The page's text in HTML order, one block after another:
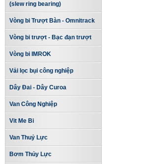
(slew ring bearing)
Vòng bi Trượt Bàn - Omnitrack
Vòng bi trượt - Bạc đạn trượt
Vòng bi IMROK
Vải lọc bụi công nghiệp
Dây Đai - Dây Curoa
Van Công Nghiệp
Vit Me Bi
Van Thuỷ Lực
Bơm Thủy Lực